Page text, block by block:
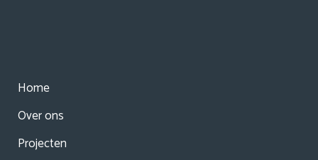
Home
Over ons
Projecten